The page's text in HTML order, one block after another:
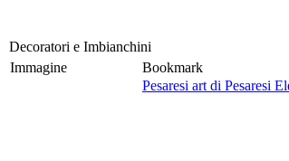
Decoratori e Imbianchini
Immagine
Bookmark
Pesaresi art di Pesaresi